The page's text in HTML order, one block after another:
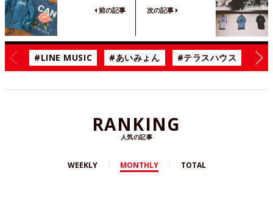
前の記事 次の記事
#LINE MUSIC #あいみょん #テラスハウス #漫
RANKING
人気の記事
WEEKLY MONTHLY TOTAL